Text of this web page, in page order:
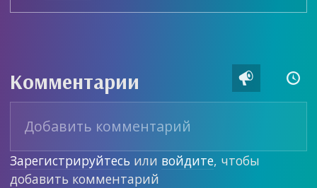
Комментарии  
Зарегистрируйтесь или войдите, чтобы
добавить комментарий